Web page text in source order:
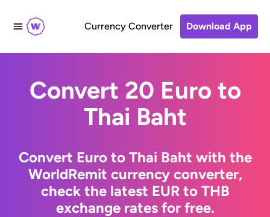
Currency Converter Download App
Convert 20 Euro to
Thai Baht
Convert Euro to Thai Baht with the
WorldRemit currency converter,
check the latest EUR to THB
exchange rates for free.